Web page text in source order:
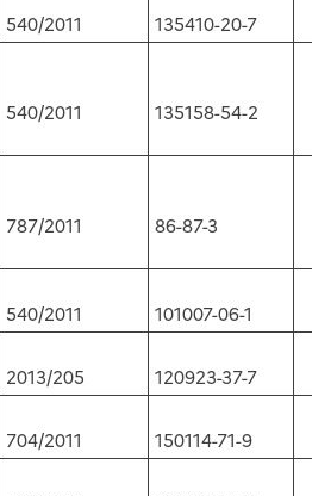
540/2011 135410-20-7
540/2011 135158-54-2
787/2011 86-87-3
540/2011 101007-06-1
2013/205 120923-37-7
704/2011 150114-71-9